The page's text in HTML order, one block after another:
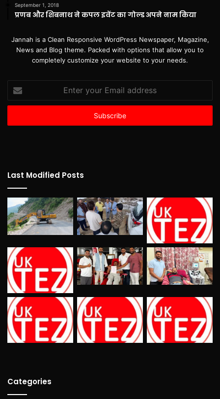
September 1, 2018
प्रणब और शिबनाथ ने कपल इवेंट का गोल्ड अपने नाम किया
Jannah is a Clean Responsive WordPress Newspaper, Magazine,
News and Blog theme. Packed with options that allow you to
completely customize your website to your needs.
Enter
your
Email
Last Modified Posts
Categories